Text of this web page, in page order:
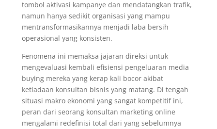
tombol aktivasi kampanye dan mendatangkan trafik,
namun hanya sedikit organisasi yang mampu
mentransformasikannya menjadi laba bersih
operasional yang konsisten.
Fenomena ini memaksa jajaran direksi untuk
mengevaluasi kembali efisiensi pengeluaran media
buying mereka yang kerap kali bocor akibat
ketiadaan konsultan bisnis yang matang. Di tengah
situasi makro ekonomi yang sangat kompetitif ini,
peran dari seorang konsultan marketing online
mengalami redefinisi total dari yang sebelumnya